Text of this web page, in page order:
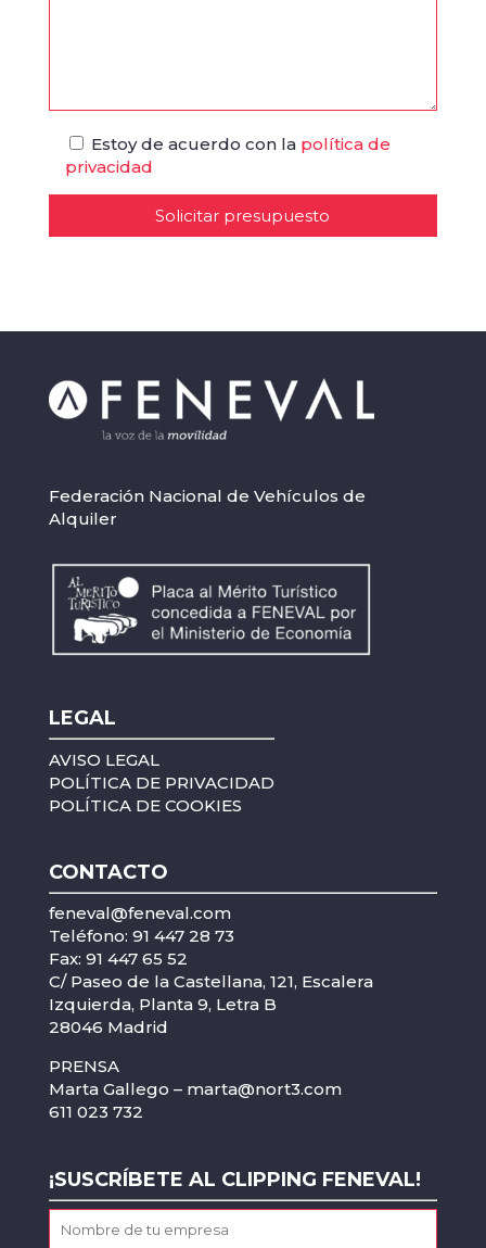
Estoy de acuerdo con la política de
privacidad
Federación Nacional de Vehículos de
Alquiler
LEGAL
AVISO LEGAL
POLÍTICA DE PRIVACIDAD
POLÍTICA DE COOKIES
CONTACTO
feneval@feneval.com
Teléfono: 91 447 28 73
Fax: 91 447 65 52
C/ Paseo de la Castellana, 121, Escalera
Izquierda, Planta 9, Letra B
28046 Madrid
PRENSA
Marta Gallego – marta@nort3.com
611 023 732
¡SUSCRÍBETE AL CLIPPING FENEVAL!